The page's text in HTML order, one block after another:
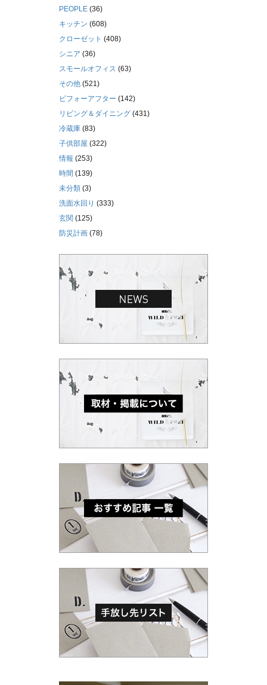
PEOPLE (36)
キッチン (608)
クローゼット (408)
シニア (36)
スモールオフィス (63)
その他 (521)
ビフォーアフター (142)
リビング＆ダイニング (431)
冷蔵庫 (83)
子供部屋 (322)
情報 (253)
時間 (139)
未分類 (3)
洗面水回り (333)
玄関 (125)
防災計画 (78)